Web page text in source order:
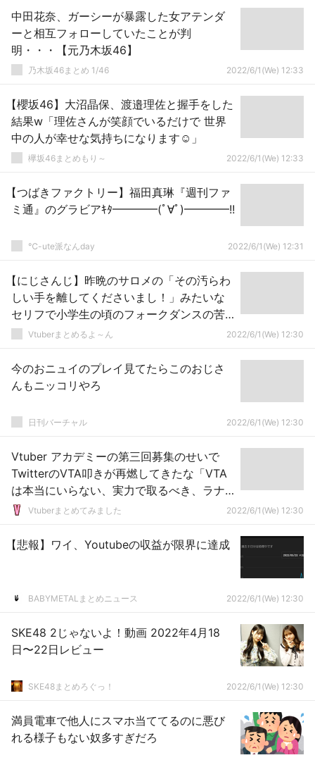
中田花奈、ガーシーが暴露した女アテンダ
ーと相互フォローしていたことが判
明・・・【元乃木坂46】
乃木坂46まとめ 1/46 2022/6/1(We) 12:33
【櫻坂46】大沼晶保、渡邉理佐と握手をした
結果w「理佐さんが笑顔でいるだけで 世界
中の人が幸せな気持ちになります☺︎」
欅坂46まとめもり～ 2022/6/1(We) 12:33
【つばきファクトリー】福田真琳『週刊ファ
ミ通』のグラビアｷﾀ━━━━(ﾟ∀ﾟ)━━━━!!
℃-ute派なんday 2022/6/1(We) 12:31
【にじさんじ】昨晩のサロメの「その汚らわ
しい手を離してくださいまし！」みたいな
セリフで小学生の頃のフォークダンスの苦
い記憶がフラッシュバックして少し気分悪
Vtuberまとめるよ～ん 2022/6/1(We) 12:30
今のおニュイのプレイ見てたらこのおじさ
んもニッコリやろ
日刊バーチャル 2022/6/1(We) 12:30
Vtuber アカデミーの第三回募集のせいで
TwitterのVTA叩きが再燃してきたな「VTA
は本当にいらない、実力で取るべき、ラナ
キュラも面白くない歌も声も何もない」酷
Vtuberまとめてみました 2022/6/1(We) 12:30
【悲報】ワイ、Youtubeの収益が限界に達成
BABYMETALまとめニュース 2022/6/1(We) 12:30
SKE48 2じゃないよ！動画 2022年4月18
日〜22日レビュー
SKE48まとめろぐっ！ 2022/6/1(We) 12:30
満員電車で他人にスマホ当ててるのに悪び
れる様子もない奴多すぎだろ